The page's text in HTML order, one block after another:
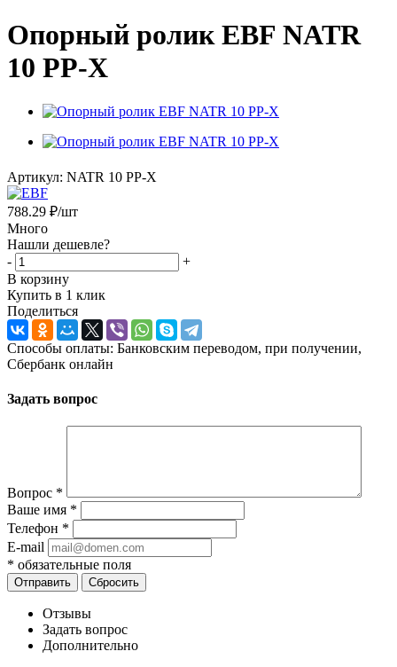
Опорный ролик EBF NATR
10 PP-X
Артикул: NATR 10 PP-X
788.29 ₽/шт
Много
Нашли дешевле?
-
+
В корзину
Купить в 1 клик
Поделиться
Способы оплаты: Банковским переводом, при получении,
Сбербанк онлайн
Задать вопрос
Вопрос *
Ваше имя *
Телефон *
E-mail
* обязательные поля
Отправить Сбросить
Отзывы
Задать вопрос
Дополнительно